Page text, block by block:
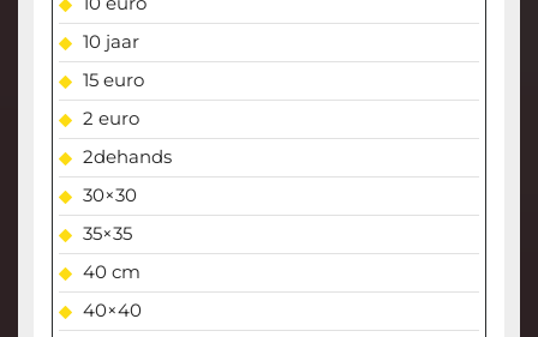
10 jaar
15 euro
2 euro
2dehands
30×30
35×35
40 cm
40×40